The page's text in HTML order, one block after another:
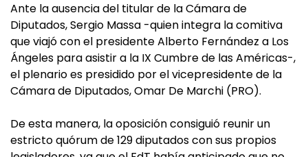
Ante la ausencia del titular de la Cámara de
Diputados, Sergio Massa -quien integra la comitiva
que viajó con el presidente Alberto Fernández a Los
Ángeles para asistir a la IX Cumbre de las Américas-,
el plenario es presidido por el vicepresidente de la
Cámara de Diputados, Omar De Marchi (PRO).
De esta manera, la oposición consiguió reunir un
estricto quórum de 129 diputados con sus propios